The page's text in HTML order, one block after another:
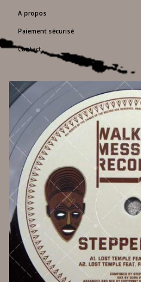
A propos
Paiement sécurisé
Contact